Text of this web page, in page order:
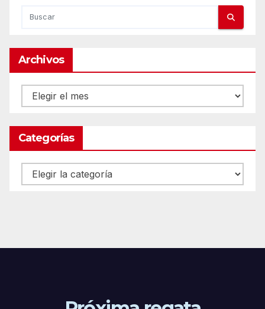
Archivos
Archivos
Categorías
Categorías